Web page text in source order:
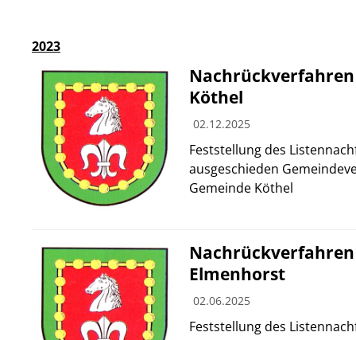
2023
Nachrückverfahren
Köthel
02.12.2025
Feststellung des
ausgeschieden
Gemeinde Köthel
Nachrückverfahren
Elmenhorst
02.06.2025
Feststellung des